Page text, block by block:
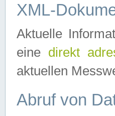
XML-
Aktuelle
eine direkt
aktuellen
Abruf von